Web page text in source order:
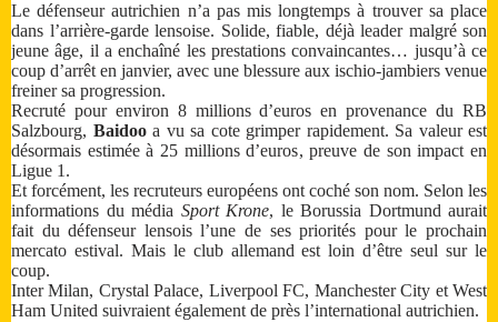
Le défenseur autrichien n’a pas mis longtemps à trouver sa place
dans l’arrière-garde lensoise. Solide, fiable, déjà leader malgré son
jeune âge, il a enchaîné les prestations convaincantes… jusqu’à ce
coup d’arrêt en janvier, avec une blessure aux ischio-jambiers venue
freiner sa progression.
Recruté pour environ 8 millions d’euros en provenance du RB
Salzbourg, Baidooa vu sa cote grimper rapidement. Sa valeur est
désormais estimée à 25 millions d’euros, preuve de son impact en
Ligue 1.
Et forcément, les recruteurs européens ont coché son nom. Selon les
informations du média Sport Krone, le Borussia Dortmund aurait
fait du défenseur lensois l’une de ses priorités pour le prochain
mercato estival. Mais le club allemand est loin d’être seul sur le
coup.
Inter Milan, Crystal Palace, Liverpool FC, Manchester City et West
Ham United suivraient également de près l’international autrichien.